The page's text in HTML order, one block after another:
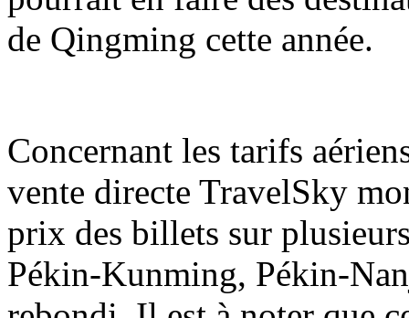
de Qingming cette année.
Concernant les tarifs
vente directe TravelSky
prix des billets sur
Pékin-Kunming, Pékin-